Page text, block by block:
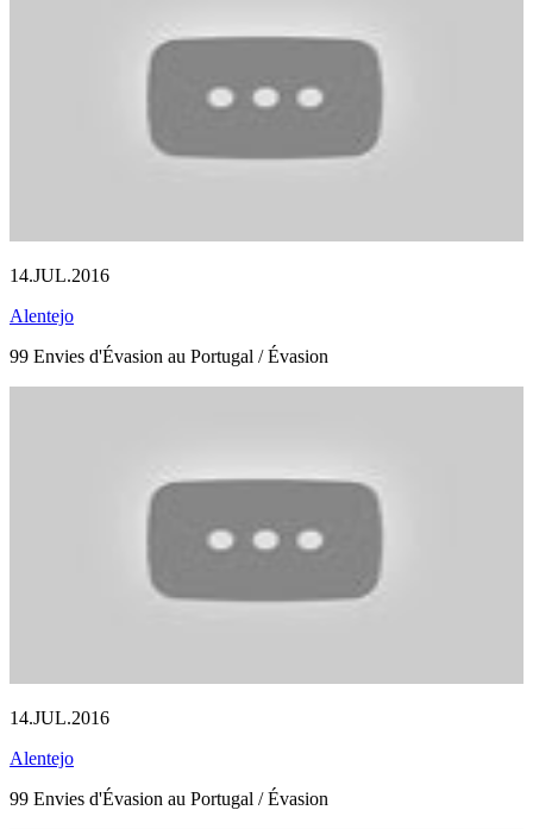
14.JUL.2016
Alentejo
99 Envies d'Évasion au Portugal / Évasion
14.JUL.2016
Alentejo
99 Envies d'Évasion au Portugal / Évasion